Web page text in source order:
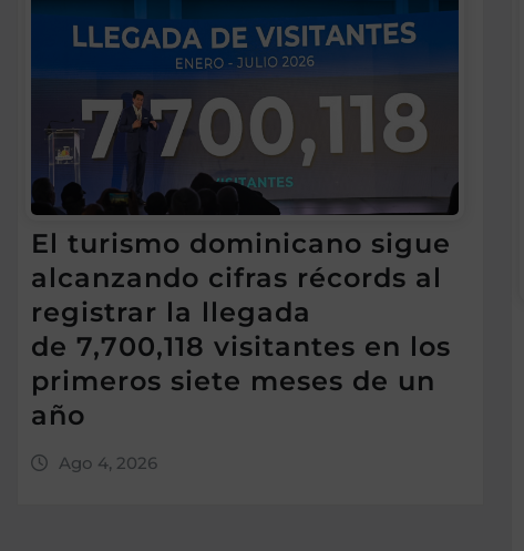
El turismo dominicano sigue
alcanzando cifras récords al
registrar la llegada
de 7,700,118 visitantes en los
primeros siete meses de un
año
Ago 4, 2026